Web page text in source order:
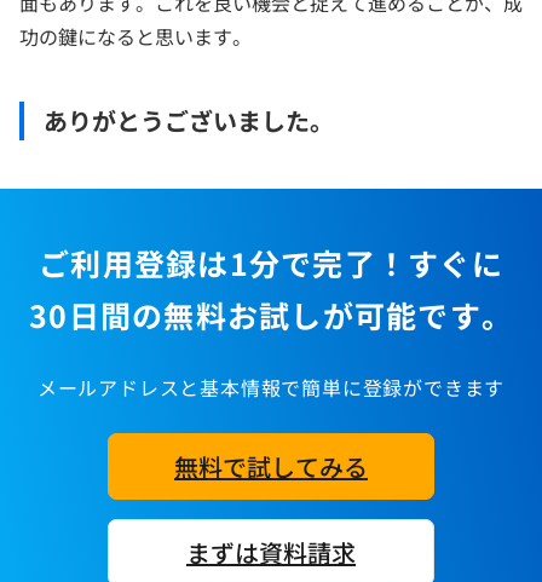
功の鍵になると思います。
ありがとうございました。
ご利用登録は1分で完了！すぐに
30日間の無料お試しが可能です。
メールアドレスと基本情報で簡単に登録ができます
無料で試してみる
まずは資料請求